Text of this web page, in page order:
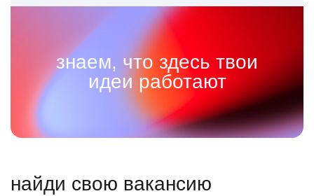
знаем, что здесь твои
идеи работают
найди свою вакансию